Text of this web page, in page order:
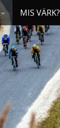
MIS VÄRK?